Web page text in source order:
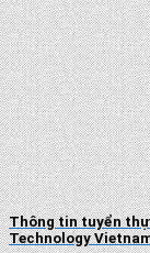
Thông tin tuyển
Technology